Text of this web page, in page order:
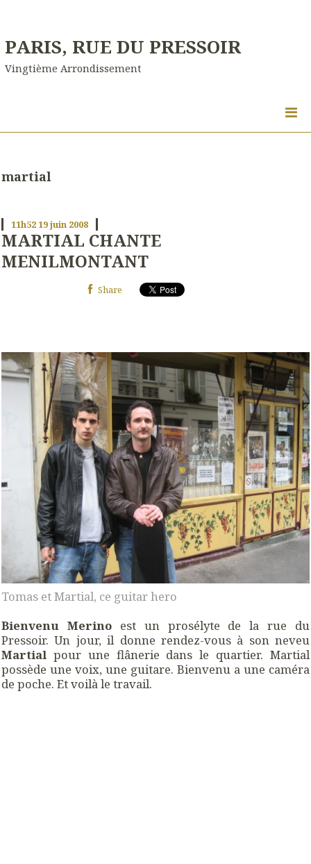
PARIS, RUE DU PRESSOIR
Vingtième Arrondissement
martial
11h5219juin 2008
MARTIAL CHANTE
MENILMONTANT
Share
Tomas et Martial, ce guitar hero
Bienvenu Merinoest un prosélyte de la rue du
Pressoir. Un jour, il donne rendez-vous à son neveu
Martial pour une flânerie dans le quartier. Martial
possède une voix, une guitare. Bienvenu a une caméra
de poche. Et voilà le travail.